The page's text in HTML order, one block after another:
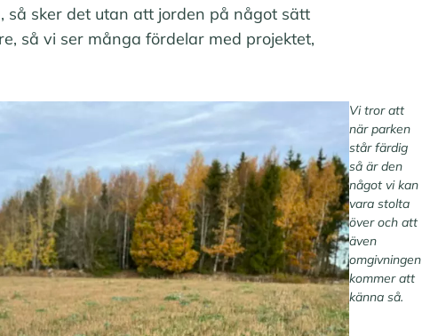
så sker det utan att jorden på något sätt
så vi ser många fördelar med projektet,
Vi tror att
när parken
står färdig
så är den
något vi kan
vara stolta
över och att
även
omgivningen
kommer att
känna så.